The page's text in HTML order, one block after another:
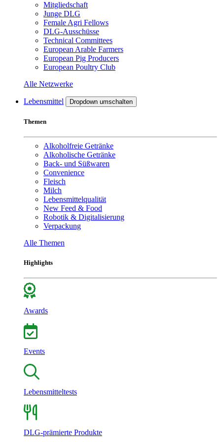
Mitgliedschaft
Junge DLG
Female Agri Fellows
DLG-Ausschüsse
Technical Committees
European Arable Farmers
European Pig Producers
European Poultry Club
Alle Netzwerke
Lebensmittel Dropdown umschalten
Themen
Alkoholfreie Getränke
Alkoholische Getränke
Back- und Süßwaren
Convenience
Fleisch
Milch
Lebensmittelqualität
New Feed & Food
Robotik & Digitalisierung
Verpackung
Alle Themen
Highlights
Awards
Events
Lebensmitteltests
DLG-prämierte Produkte